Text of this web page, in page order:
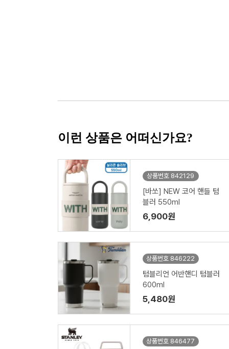
이런 상품은 어떠신가요?
상품번호 842129
[바쏘] NEW 코어 핸들 텀
블러 550ml
6,900원
상품번호 846222
텀블리언 어반핸디 텀블러
600ml
5,480원
상품번호 846477